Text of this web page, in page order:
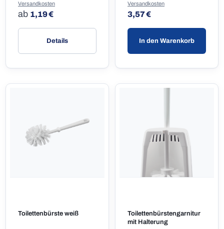
Regulärer Preis:
ab 1,19 €
Versandkosten
Details
Regulärer Preis:
3,57 €
Versandkosten
In den Warenkorb
Toilettenbürste weiß
Toilettenbürstengarnitur
mit Halterung